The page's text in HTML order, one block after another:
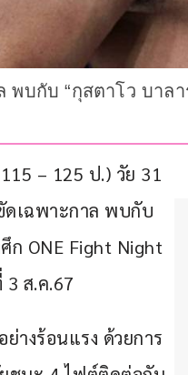
บกับ “กุสตาโว บาลา
– 125 ป.) วัย 31
ดเฉพาะกาล พบกับ
ก ONE Fight Night
ส.ค.67
างร้อนแรง ด้วยการ